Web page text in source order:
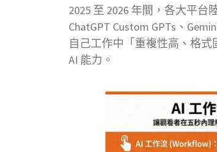
2025 至 2026 年間，各大平台
ChatGPT Custom GPTs、
自己工作中「重複性高、格
AI 能力。